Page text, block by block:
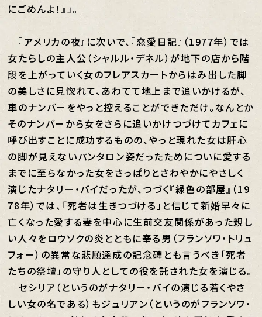
にごめんよ！』」。
『アメリカの夜』に次いで、『恋愛日記』（1977年）では
女たらしの主人公（シャルル・デネル）が地下の店から階
段を上がっていく女のフレアスカートからはみ出した脚
の美しさに見惚れて、あわてて地上まで追いかけるが、
車のナンバーをやっと控えることができただけ。なんとか
そのナンバーから女をさらに追いかけつづけてカフェに
呼び出すことに成功するものの、やっと現れた女は肝心
の脚が見えないパンタロン姿だったためについに愛する
までに至らなかった女をさっぱりとさわやかにやさしく
演じたナタリー・バイだったが、つづく『緑色の部屋』（19
78年）では、「死者は生きつづける」と信じて新婚早々に
亡くなった愛する妻を中心に生前交友関係があった親し
い人々をロウソクの炎とともに奉る男（フランソワ・トリュ
フォー）の異常な悲願達成の記念碑とも言うべき「死者
たちの祭壇」の守り人としての役を託された女を演じる。
セシリア（というのがナタリー・バイの演じる若くやさ
しい女の名である）もジュリアン（というのがフランソワ・